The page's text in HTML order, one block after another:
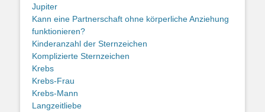
Jupiter
Kann eine Partnerschaft ohne körperliche Anziehung
funktionieren?
Kinderanzahl der Sternzeichen
Komplizierte Sternzeichen
Krebs
Krebs-Frau
Krebs-Mann
Langzeitliebe